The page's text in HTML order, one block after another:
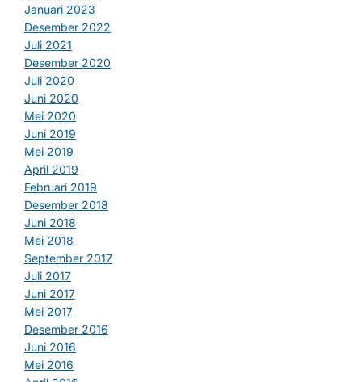
Januari 2023
Desember 2022
Juli 2021
Desember 2020
Juli 2020
Juni 2020
Mei 2020
Juni 2019
Mei 2019
April 2019
Februari 2019
Desember 2018
Juni 2018
Mei 2018
September 2017
Juli 2017
Juni 2017
Mei 2017
Desember 2016
Juni 2016
Mei 2016